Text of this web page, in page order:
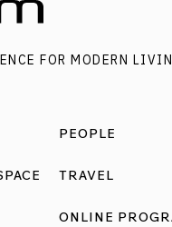
FOR MODERN
PEOPLE
TRAVEL
ONLINE